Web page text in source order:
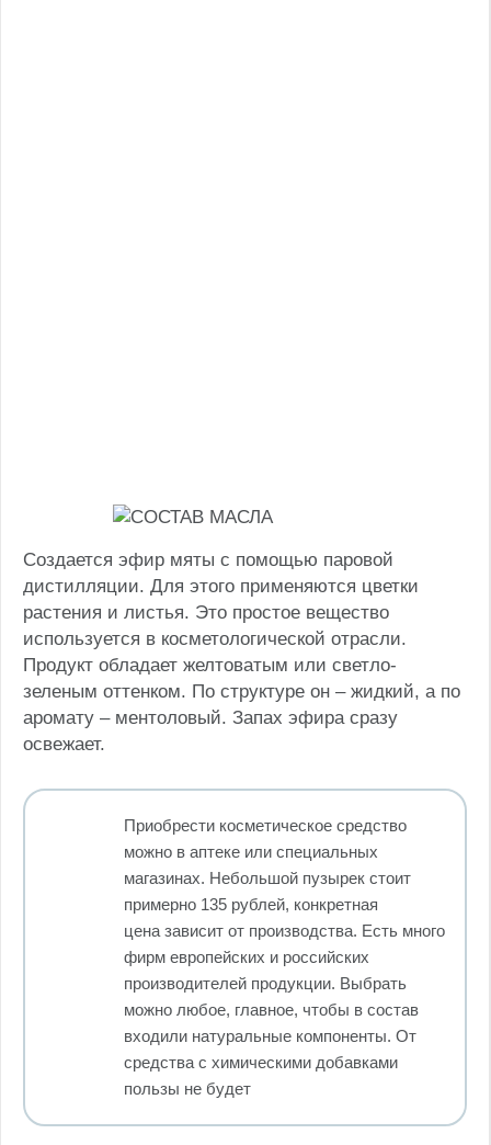
Создается эфир мяты с помощью паровой
дистилляции. Для этого применяются цветки
растения и листья. Это простое вещество
используется в косметологической отрасли.
Продукт обладает желтоватым или светло-
зеленым оттенком. По структуре он – жидкий, а по
аромату – ментоловый. Запах эфира сразу
освежает.
Приобрести косметическое средство
можно в аптеке или специальных
магазинах. Небольшой пузырек стоит
примерно 135 рублей, конкретная
цена зависит от производства. Есть много
фирм европейских и российских
производителей продукции. Выбрать
можно любое, главное, чтобы в состав
входили натуральные компоненты. От
средства с химическими добавками
пользы не будет